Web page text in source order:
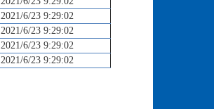
2021/6/23 9:29:02
2021/6/23 9:29:02
2021/6/23 9:29:02
2021/6/23 9:29:02